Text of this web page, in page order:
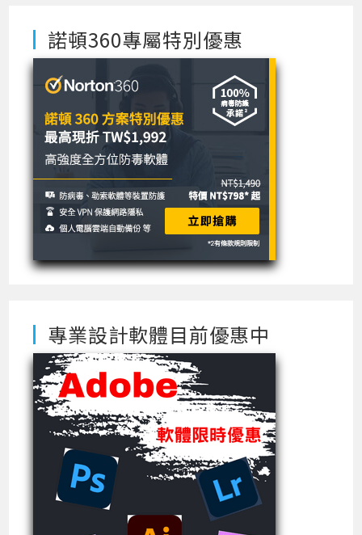
諾頓360專屬特別優惠
專業設計軟體目前優惠中